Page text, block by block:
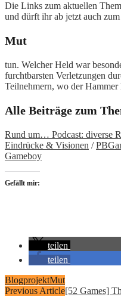
Die Links zum aktuellen
und dürft ihr ab jetzt auch
Mut
tun. Welcher Held war
furchtbarsten Verletzungen
Teilnehmern, wo der Hammer
Alle Beiträge zum
Rund um… Podcast: diverse
Eindrücke & Visionen /
Gameboy
Gefällt mir:
teilen
teilen
BlogprojektMut
Previous Article[52 Games]